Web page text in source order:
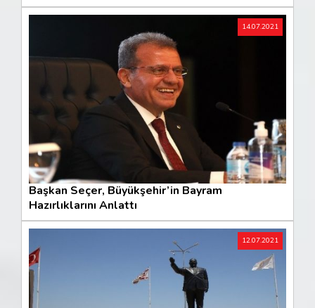
14.07.2021
Başkan Seçer, Büyükşehir’in Bayram
Hazırlıklarını Anlattı
12.07.2021